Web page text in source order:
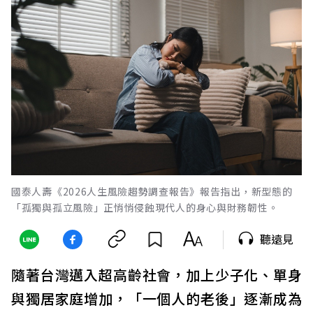
國泰人壽《2026人生風險趨勢調查報告》報告指出，新型態的
「孤獨與孤立風險」正悄悄侵蝕現代人的身心與財務韌性。
聽遠見
隨著台灣邁入超高齡社會，加上少子化、單身
與獨居家庭增加，「一個人的老後」逐漸成為